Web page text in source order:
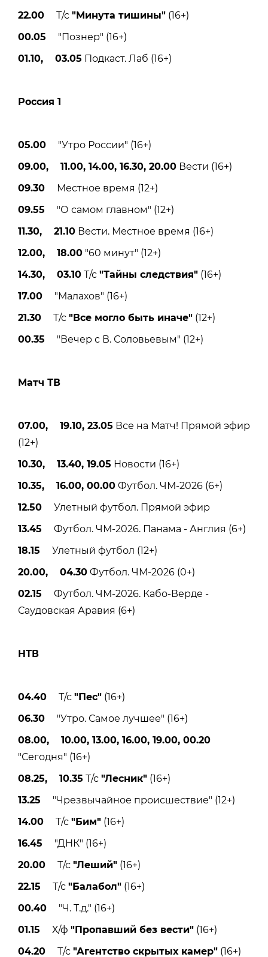
22.00 Т/с "Минута тишины" (16+)
00.05 "Познер" (16+)
01.10, 03.05 Подкаст. Лаб (16+)
Россия 1
05.00 "Утро России" (16+)
09.00, 11.00, 14.00, 16.30, 20.00 Вести (16+)
09.30 Местное время (12+)
09.55 "О самом главном" (12+)
11.30, 21.10 Вести. Местное время (16+)
12.00, 18.00 "60 минут" (12+)
14.30, 03.10 Т/с "Тайны следствия" (16+)
17.00 "Малахов" (16+)
21.30 Т/с "Все могло быть иначе" (12+)
00.35 "Вечер с В. Соловьевым" (12+)
Матч ТВ
07.00, 19.10, 23.05 Все на Матч! Прямой эфир
(12+)
10.30, 13.40, 19.05 Новости (16+)
10.35, 16.00, 00.00 Футбол. ЧМ-2026 (6+)
12.50 Улетный футбол. Прямой эфир
13.45 Футбол. ЧМ-2026. Панама - Англия (6+)
18.15 Улетный футбол (12+)
20.00, 04.30 Футбол. ЧМ-2026 (0+)
02.15 Футбол. ЧМ-2026. Кабо-Верде -
Саудовская Аравия (6+)
НТВ
04.40 Т/с "Пес" (16+)
06.30 "Утро. Самое лучшее" (16+)
08.00, 10.00, 13.00, 16.00, 19.00, 00.20
"Сегодня" (16+)
08.25, 10.35 Т/с "Лесник" (16+)
13.25 "Чрезвычайное происшествие" (12+)
14.00 Т/с "Бим" (16+)
16.45 "ДНК" (16+)
20.00 Т/с "Леший" (16+)
22.15 Т/с "Балабол" (16+)
00.40 "Ч. T.д." (16+)
01.15 Х/ф "Пропавший без вести" (16+)
04.20 Т/с "Агентство скрытых камер" (16+)